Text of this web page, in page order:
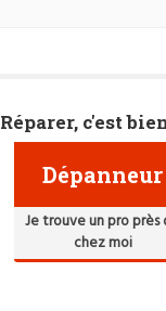
Réparer, c'est
Dépanneur
Je trouve un pro près
chez moi